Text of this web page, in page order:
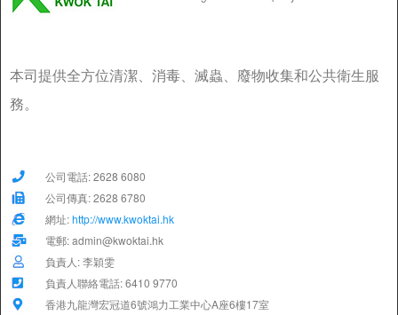
本司提供全方位清潔、消毒、滅蟲、廢物收集和公共衛生服
務。
公司電話: 2628 6080
公司傳真: 2628 6780
網址:http://www.kwoktai.hk
電郵: admin@kwoktai.hk
負責人: 李穎雯
負責人聯絡電話: 6410 9770
香港九龍灣宏冠道6號鴻力工業中心A座6樓17室